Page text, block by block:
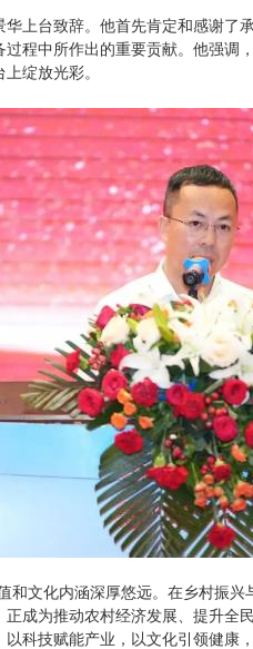
台致辞。他首先肯定和感谢了
程中所作出的重要贡献。他强调
绽放光彩。
文化内涵深厚悠远。在乡村振兴
成为推动农村经济发展、提升全
科技赋能产业，以文化引领健康